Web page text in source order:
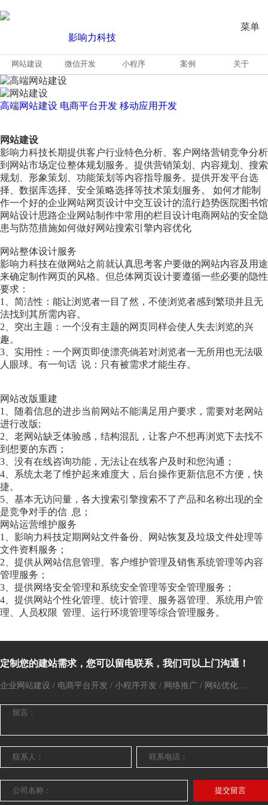
菜单
网站建设 微信开发 小程序 案例 关于
高端网站建设 电商平台开发 移动应用开发
网站建设
影响力科技长期提供客户行业特色分析、客户网络营销竞争分析
到网站市场定位整体规划服务。提供营销策划、内容规划、搜索
规划、形象策划、功能策划等内容指导服务。提供开发平台选
择、数据库选择、安全策略选择等技术策划服务。 如何才能制
作一个好的企业网站网页设计中交互设计的流行趋势医院图书馆
网站设计思路企业网站制作中常用的栏目设计电商网站的安全隐
患与防范措施如何做好网站搜索引擎内容优化
网站整体设计服务
影响力科技在做网站之前就认真思考客户要做的网站内容及用途
来确定制作网页的风格。但总体网页设计要遵循一些必要的隐性
要求：
1、简洁性：能让浏览者一目了然，不使浏览者感到繁琐并且无
法找到其所需内容。
2、突出主题：一个没有主题的网页同样会使人失去浏览的兴
趣。
3、实用性：一个网页即使漂亮倘若对浏览者一无所用也无法吸
人眼球。有一句话 说：只有被需求才能生存。
网站改版重建
1、随着信息的进步当前网站不能满足用户要求，需要对老网站
进行改版;
2、老网站缺乏体验感，结构混乱，让客户不想再浏览下去找不
到想要的东西；
3、没有在线咨询功能，无法让在线客户及时和您沟通；
4、系统太老了维护起来难度大，后台操作更新信息不方便，快
捷。
5、基本无访问量，各大搜索引擎搜索不了产品和名称出现的全
是竞争对手的信 息；
网站运营维护服务
1、影响力科技定期网站文件备份、网站恢复及垃圾文件处理等
文件资料服务；
2、提供从网站信息管理、客户维护管理及销售系统管理等内容
管理服务；
3、提供网络安全管理和系统安全管理等安全管理服务；
4、提供网站个性化管理、统计管理、服务器管理、系统用户管
理、人员权限 管理、运行环境管理等综合管理服务。
定制您的建站需求，您可以留电联系，我们可以上门沟通！
企业网站建设 / 电商平台开发 / 小程序开发 / 网络推广 / 网站优化 ...
提交留言